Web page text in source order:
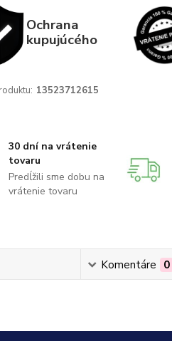
Ochrana
kupujúcého
13523712615
30 dní na vrátenie
tovaru
Predĺžili sme dobu na
vrátenie tovaru
Komentáre 0